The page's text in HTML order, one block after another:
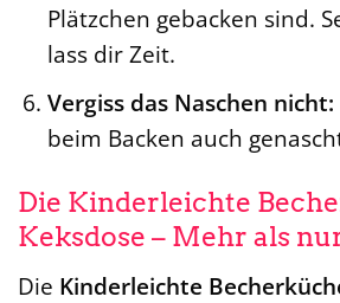
Plätzchen gebacken sind.
lass dir Zeit.
Vergiss das Naschen nicht:
beim Backen auch
Die Kinderleichte
Keksdose – Mehr als
Die Kinderleichte